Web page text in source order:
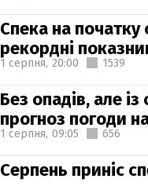
Спека на
рекордні
1 серпня, 20:00 1539
Без опадів, але
прогноз погоди
1 серпня, 09:05 656
Серпень приніс